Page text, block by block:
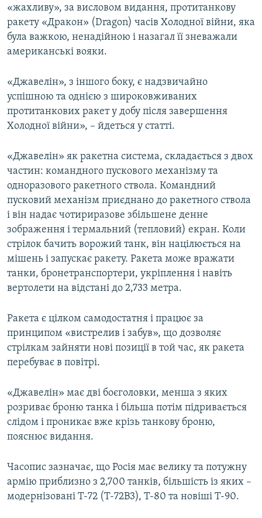
«жахливу», за висловом видання, протитанкову
ракету «Дракон» (Dragon) часів Холодної війни, яка
була важкою, ненадійною і назагал її зневажали
американські вояки.
«Джавелін», з іншого боку, є надзвичайно
успішною та однією з широковживаних
протитанкових ракет у добу після завершення
Холодної війни», – йдеться у статті.
«Джавелін» як ракетна система, складається з двох
частин: командного пускового механізму та
одноразового ракетного ствола. Командний
пусковий механізм приєднано до ракетного ствола
і він надає чотириразове збільшене денне
зображення і термальний (тепловий) екран. Коли
стрілок бачить ворожий танк, він націлюється на
мішень і запускає ракету. Ракета може вражати
танки, бронетранспортери, укріплення і навіть
вертолети на відстані до 2,733 метра.
Ракета є цілком самодостатня і працює за
принципом «вистрелив і забув», що дозволяє
стрілкам зайняти нові позиції в той час, як ракета
перебуває в повітрі.
«Джавелін» має дві боєголовки, менша з яких
розриває броню танка і більша потім підривається
слідом і проникає вже крізь танкову броню,
пояснює видання.
Часопис зазначає, що Росія має велику та потужну
армію приблизно з 2,700 танків, більшість із яких –
модернізовані Т-72 (Т-72В3), Т-80 та новіші Т-90.